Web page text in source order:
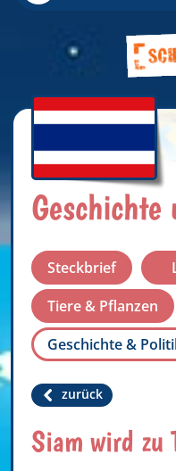
Steckbrief
Tiere & Pflanzen
Geschichte &
zurück
Siam wird zu